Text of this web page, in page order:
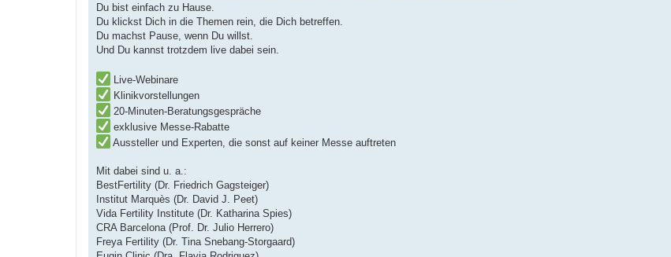
Du bist einfach zu Hause.
Du klickst Dich in die Themen rein, die Dich betreffen.
Du machst Pause, wenn Du willst.
Und Du kannst trotzdem live dabei sein.
Live-Webinare
Klinikvorstellungen
20-Minuten-Beratungsgespräche
exklusive Messe-Rabatte
Aussteller und Experten, die sonst auf keiner Messe auftreten
Mit dabei sind u. a.:
BestFertility (Dr. Friedrich Gagsteiger)
Institut Marquès (Dr. David J. Peet)
Vida Fertility Institute (Dr. Katharina Spies)
CRA Barcelona (Prof. Dr. Julio Herrero)
Freya Fertility (Dr. Tina Snebang-Storgaard)